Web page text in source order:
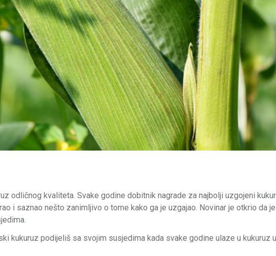
odličnog kvaliteta. Svake godine dobitnik nagrade za najbolji uzgojeni
i saznao nešto zanimljivo o tome kako ga je uzgajao. Novinar je otkrio da
kukuruz podijeliš sa svojim susjedima kada svake godine ulaze u kukuruz u